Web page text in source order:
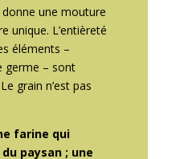
une mouture
unique. L’entièreté
éléments –
germe – sont
grain n’est pas
farine qui
paysan ; une